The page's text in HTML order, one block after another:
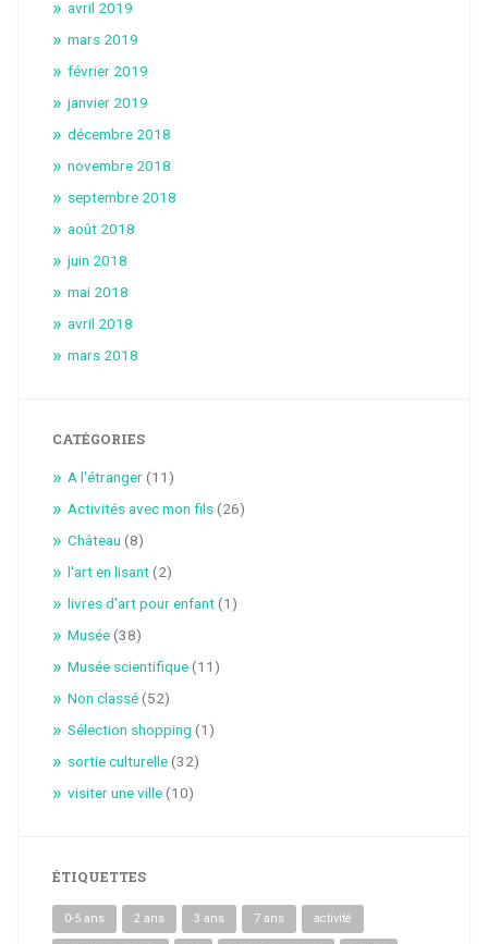
avril 2019
mars 2019
février 2019
janvier 2019
décembre 2018
novembre 2018
septembre 2018
août 2018
juin 2018
mai 2018
avril 2018
mars 2018
CATÉGORIES
A l'étranger(11)
Activités avec mon fils(26)
Château (8)
l'art en lisant(2)
livres d'art pour enfant(1)
Musée(38)
Musée scientifique(11)
Non classé(52)
Sélection shopping (1)
sortie culturelle(32)
visiter une ville(10)
ÉTIQUETTES
0-5 ans 2 ans 3 ans 7 ans activité